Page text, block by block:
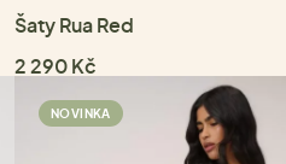
Šaty Rua Red
2 290 Kč
NOVINKA